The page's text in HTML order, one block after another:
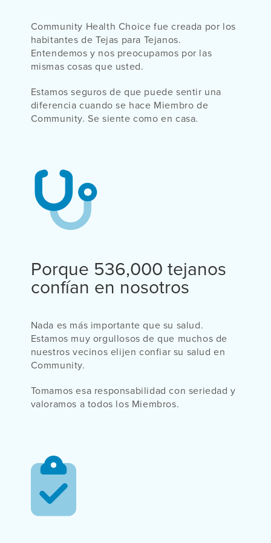
Community Health Choice fue creada por los
habitantes de Tejas para Tejanos.
Entendemos y nos preocupamos por las
mismas cosas que usted.
Estamos seguros de que puede sentir una
diferencia cuando se hace Miembro de
Community. Se siente como en casa.
Porque 536,000 tejanos
confían en nosotros
Nada es más importante que su salud.
Estamos muy orgullosos de que muchos de
nuestros vecinos elijen confiar su salud en
Community.
Tomamos esa responsabilidad con seriedad y
valoramos a todos los Miembros.